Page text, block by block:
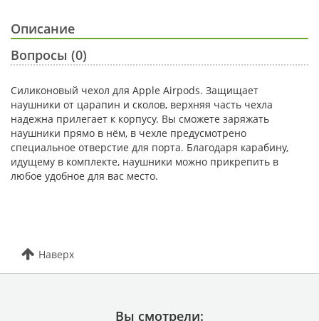
Описание
Вопросы (0)
Силиконовый чехол для Apple Airpods. Защищает
наушники от царапин и сколов, верхняя часть чехла
надежна прилегает к корпусу. Вы сможете заряжать
наушники прямо в нём, в чехле предусмотрено
специальное отверстие для порта. Благодаря карабину,
идущему в комплекте, наушники можно прикрепить в
любое удобное для вас место.
Наверх
Вы смотрели: